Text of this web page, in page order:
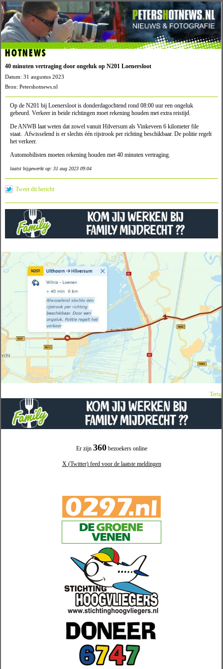
Er zijn 360bezoekers online
X (Twitter) feed voor de laatste meldingen
HOTNEWS
40 minuten vertraging door ongeluk op N201 Loenersloot
Datum: 31 augustus 2023
Bron: Petershotnews.nl
Op de N201 bij Loenersloot is donderdagochtend rond 08:00 uur een ongeluk
gebeurd. Verkeer in beide richtingen moet rekening houden met extra reistijd.
De ANWB laat weten dat zowel vanuit Hilversum als Vinkeveen 6 kilometer file
staat. Afwisselend is er slechts één rijstrook per richting beschikbaar. De politie regelt
het verkeer.
Automobilisten moeten rekening houden met 40 minuten vertraging.
laatst bijgewerkt op: 31 aug 2023 09:04
Tweet dit bericht
Terug